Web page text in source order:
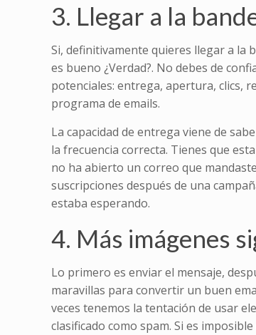
3. Llegar a la
Si, definitivamente quieres llegar a la
es bueno ¿Verdad?. No debes de
potenciales: entrega, apertura, clics,
programa de emails.
La capacidad de entrega viene de
la frecuencia correcta. Tienes que
no ha abierto un correo que
suscripciones después de una
estaba esperando.
4. Más imágenes
Lo primero es enviar el mensaje,
maravillas para convertir un buen
veces tenemos la tentación de usar
clasificado como spam. Si es